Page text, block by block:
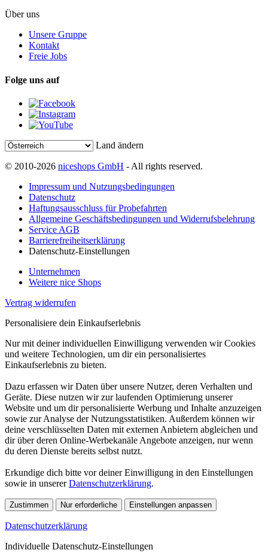
Über uns
Unsere Gruppe
Kontakt
Freie Jobs
Folge uns auf
Land ändern
© 2010-2026 niceshops GmbH - All rights reserved.
Impressum und Nutzungsbedingungen
Datenschutz
Haftungsausschluss für Probefahrten
Allgemeine Geschäftsbedingungen und Widerrufsbelehrung
Service AGB
Barrierefreiheitserklärung
Datenschutz-Einstellungen
Unternehmen
Weitere nice Shops
Vertrag widerrufen
Personalisiere dein Einkaufserlebnis
Nur mit deiner individuellen Einwilligung verwenden wir Cookies
und weitere Technologien, um dir ein personalisiertes
Einkaufserlebnis zu bieten.
Dazu erfassen wir Daten über unsere Nutzer, deren Verhalten und
Geräte. Diese nutzen wir zur laufenden Optimierung unserer
Website und um dir personalisierte Werbung und Inhalte anzuzeigen
sowie zur Analyse der Nutzungsstatistiken. Außerdem können wir
deine verschlüsselten Daten mit externen Anbietern abgleichen und
dir über deren Online-Werbekanäle Angebote anzeigen, nur wenn
du deren Dienste bereits selbst nutzt.
Erkundige dich bitte vor deiner Einwilligung in den Einstellungen
sowie in unsererDatenschutzerklärung.
Zustimmen Nur erforderliche Einstellungen anpassen
Datenschutzerklärung
Individuelle Datenschutz-Einstellungen